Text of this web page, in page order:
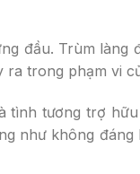
đầu. Trùm làng
ra trong phạm vi
tình tương trợ
như không đáng